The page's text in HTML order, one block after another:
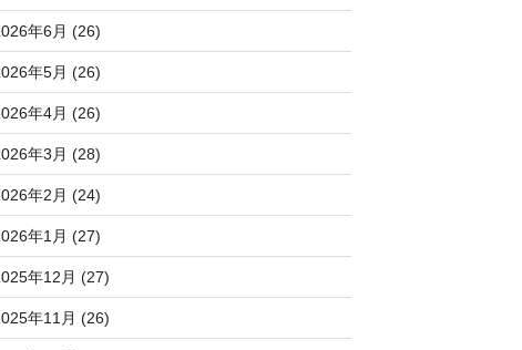
年6月 (26)
年5月 (26)
年4月 (26)
年3月 (28)
年2月 (24)
年1月 (27)
年12月 (27)
年11月 (26)